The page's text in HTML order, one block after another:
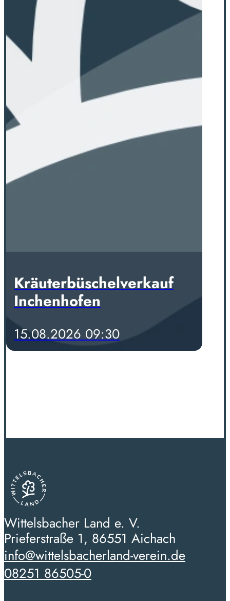
Kräuterbüschelverkauf
Inchenhofen
15.08.2026 09:30
Wittelsbacher Land e. V.
Prieferstraße 1, 86551 Aichach
info@wittelsbacherland-verein.de
08251 86505-0